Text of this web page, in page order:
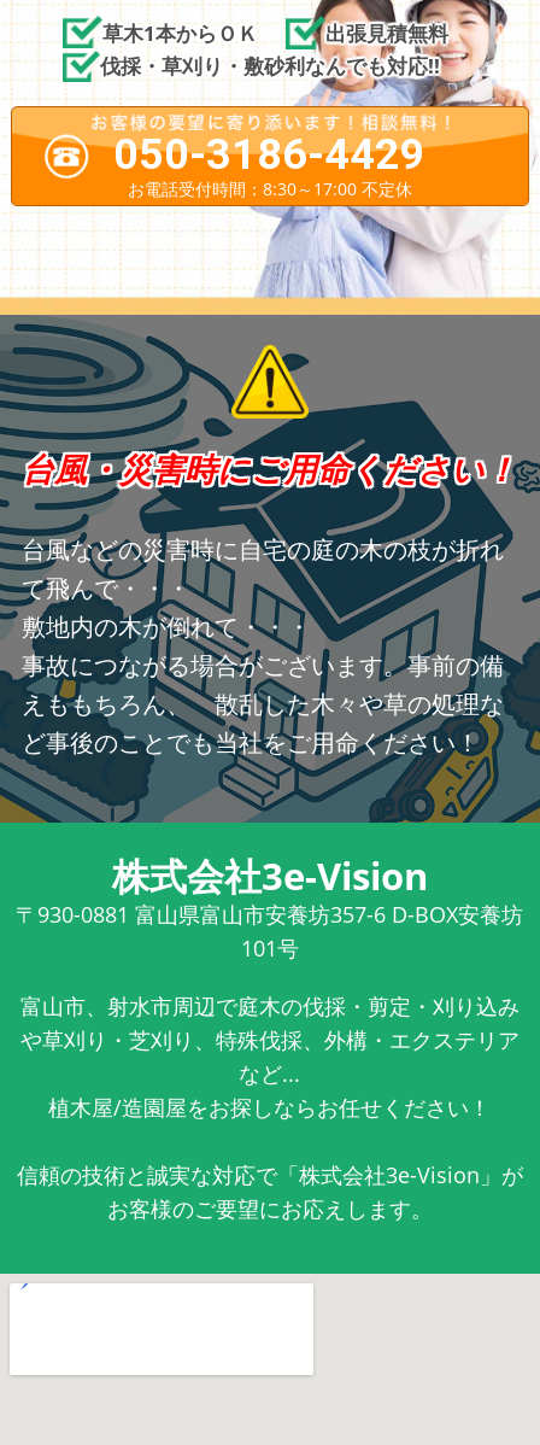
草木1本からＯＫ
出張見積無料
伐採・草刈り・敷砂利なんでも対応!!
050-3186-4429
お電話受付時間：8:30～17:00 不定休
台風・災害時にご用命ください！
台風などの災害時に自宅の庭の木の枝が折れ
て飛んで・・・
敷地内の木が倒れて・・・
事故につながる場合がございます。事前の備
えももちろん、 散乱した木々や草の処理な
ど事後のことでも当社をご用命ください！
株式会社3e-Vision
〒930-0881 富山県富山市安養坊357-6 D-BOX安養坊
101号
富山市、射水市周辺で庭木の伐採・剪定・刈り込み
や草刈り・芝刈り、特殊伐採、外構・エクステリア
など...
植木屋/造園屋をお探しならお任せください！
信頼の技術と誠実な対応で「株式会社3e-Vision」が
お客様のご要望にお応えします。